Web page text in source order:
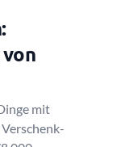
mit